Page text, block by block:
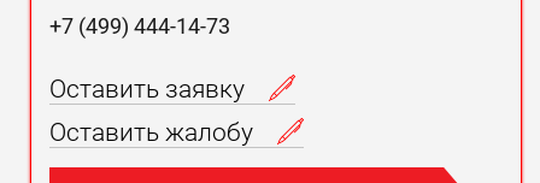
+7 (499) 444-14-73
Оставить заявку
Оставить жалобу